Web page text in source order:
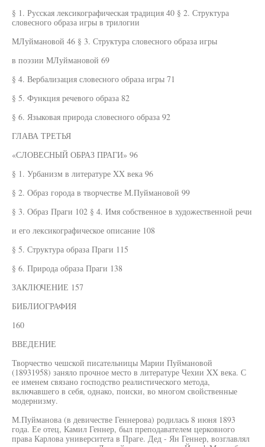
§ 1. Русская лексикографическая традиция 40 § 2. Структура
словесного образа игры в трилогии
МЛуймановой 46 § 3. Структура словесного образа игры
в поэзии МЛуймановой 69
§ 4. Вербализация словесного образа игры 71
§ 5. Функция речевого образа 82
§ 6. Языковая природа словесного образа 92
ГЛАВА ТРЕТЬЯ
«СЛОВЕСНЫЙ ОБРАЗ ПРАГИ» 96
§ 1. Урбанизм в литературе XX века 96
§ 2. Образ города в творчестве М.Пуймановой 99
§ 3. Образ Праги 102 § 4. Имя собственное в художественной речи
и его лексикографическое описание 108
§ 5. Структура образа Праги 115
§ 6. Природа образа Праги 138
ЗАКЛЮЧЕНИЕ 157
БИБЛИОГРАФИЯ
160
ВВЕДЕНИЕ
Творчество чешской писательницы Марии Пуймановой
(18931958) заняло прочное место в литературе Чехии XX века. С
ее именем связано господство реалистического метода,
включавшего в себя, однако, поиски, во многом свойственные
модернизму.
М.Пуйманова (в девичестве Геннерова) родилась 8 июня 1893
года. Ее отец, Камил Геннер, был преподавателем церковного
права Карлова университета в Праге. Дед - Ян Геннер, возглавлял